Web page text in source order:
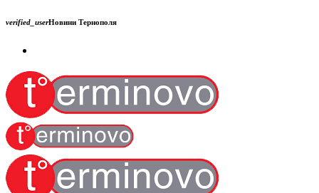
verified_userНовини Тернополя